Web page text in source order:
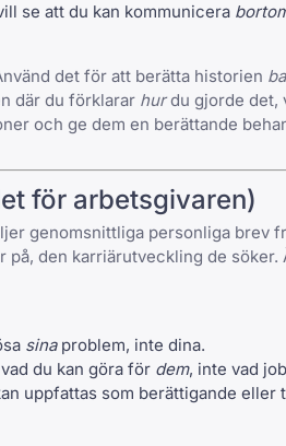
se att du kan kommunicera
det för att berätta historien
där du förklarar hurdu gjorde det,
och ge dem en berättande
för arbetsgivaren)
genomsnittliga personliga brev
den karriärutveckling de
sinaproblem, inte dina.
du kan göra för dem, inte vad
uppfattas som berättigande eller